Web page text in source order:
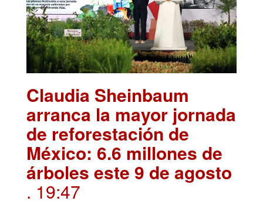
Claudia Sheinbaum
arranca la mayor jornada
de reforestación de
México: 6.6 millones de
árboles este 9 de agosto
. 19:47